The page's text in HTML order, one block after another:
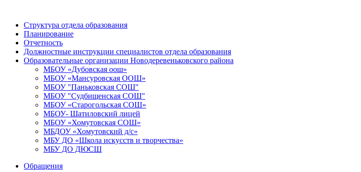
Структура отдела образования
Планирование
Отчетность
Должностные инструкции специалистов отдела образования
Образовательные организации Новодеревеньковского района
МБОУ «Дубовская оош»
МБОУ «Мансуровская ООШ»
МБОУ "Паньковская СОШ"
МБОУ "Судбищенская СОШ"
МБОУ «Старогольская СОШ»
МБОУ- Шатиловский лицей
МБОУ «Хомутовская СОШ»
МБДОУ «Хомутовский д/с»
МБУ ДО «Школа искусств и творчества»
МБУ ДО ДЮСШ
Обращения